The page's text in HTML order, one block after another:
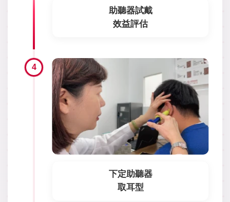
助聽器試戴
效益評估
4
下定助聽器
取耳型